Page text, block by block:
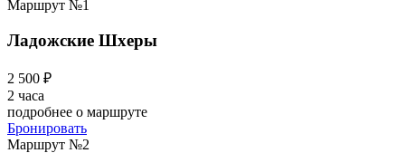
Маршрут №1
Ладожские Шхеры
2 500 ₽
2 часа
подробнее о маршруте
Бронировать
Маршрут №2